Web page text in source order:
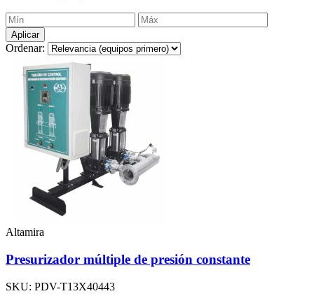
Aplicar
Ordenar:
Altamira
Presurizador múltiple de presión constante
SKU: PDV-T13X40443